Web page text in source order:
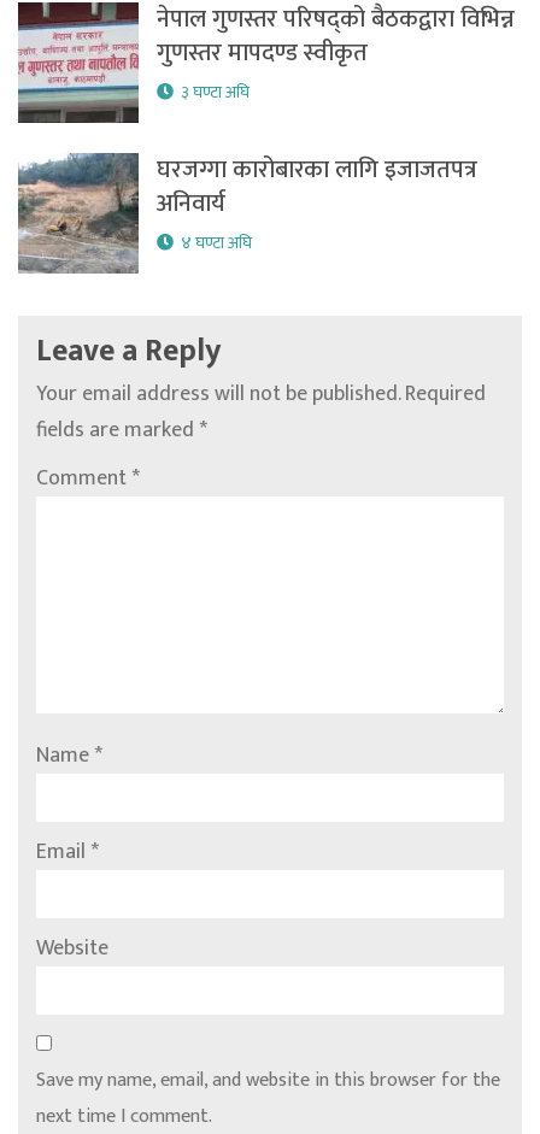
नेपाल गुणस्तर परिषद्को बैठकद्वारा विभिन्न
गुणस्तर मापदण्ड स्वीकृत
३ घण्टा अघि
घरजग्गा कारोबारका लागि इजाजतपत्र
अनिवार्य
४ घण्टा अघि
Leave a Reply
Your email address will not be published.Required
fields are marked*
Comment*
Name*
Email*
Website
Save my name, email, and website in this browser for the
next time I comment.